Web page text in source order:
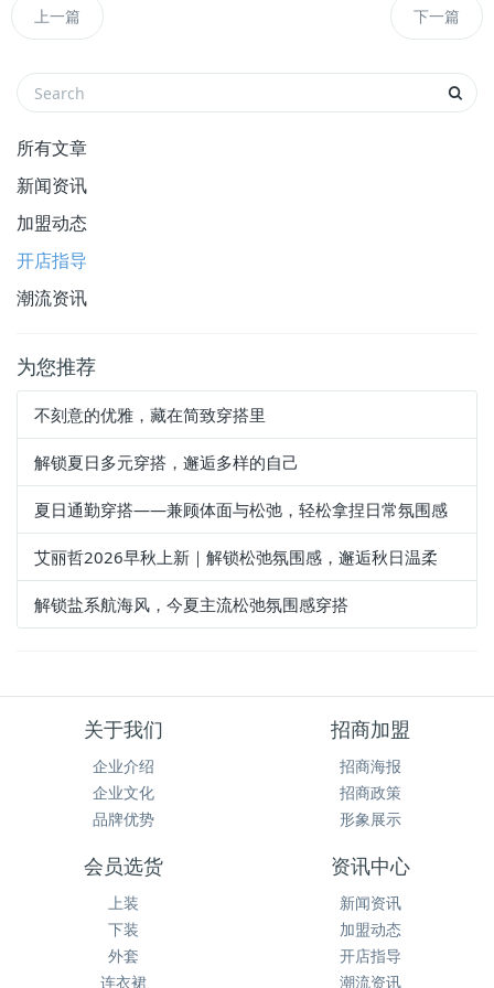
牌、饰品店等相关品类合作，共同推出跨界联合促
销，吸引更多潜在顾客。
上一篇
所有文章
新闻资讯
开店指导
为您推荐
不刻意的优雅，藏在简致穿搭里
解锁夏日多元穿搭，邂逅多样的自己
夏日通勤穿搭——兼顾体面与松弛，轻松拿捏日常氛围感
艾丽哲2026早秋上新｜解锁松弛氛围感，邂逅秋日温柔
解锁盐系航海风，今夏主流松弛氛围感穿搭